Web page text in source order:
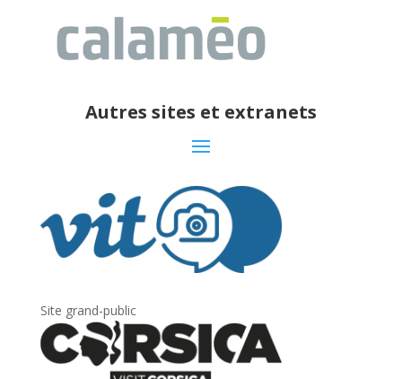
Autres sites et extranets
Site grand-public